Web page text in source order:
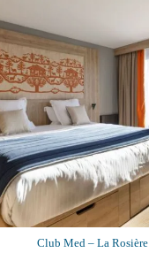
Club Med – La Rosière